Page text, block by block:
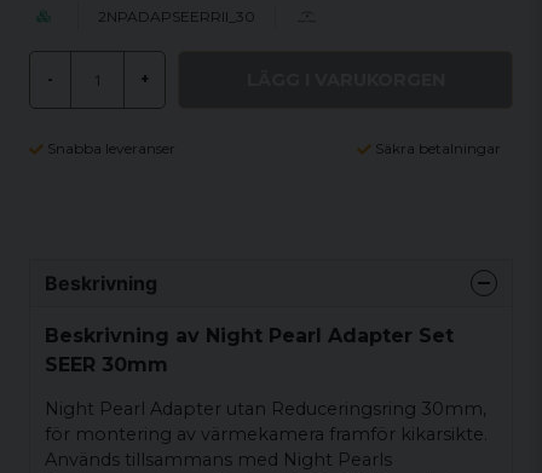
2NPADAPSEERRII_30
- +
Snabba leveranser Säkra betalningar
Beskrivning
Beskrivning av Night Pearl Adapter Set
SEER 30mm
Night Pearl Adapter utan Reduceringsring 30mm,
för montering av värmekamera framför kikarsikte.
Används tillsammans med Night Pearls